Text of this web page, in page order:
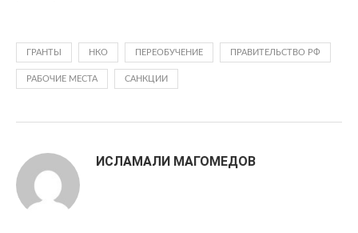
ГРАНТЫ НКО ПЕРЕОБУЧЕНИЕ ПРАВИТЕЛЬСТВО РФ
РАБОЧИЕ МЕСТА САНКЦИИ
ИСЛАМАЛИ МАГОМЕДОВ